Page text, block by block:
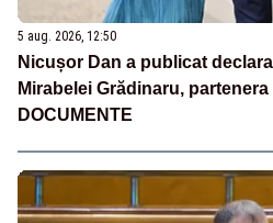
5 aug. 2026, 12:50
Nicușor Dan a publicat
Mirabelei Grădinaru,
DOCUMENTE